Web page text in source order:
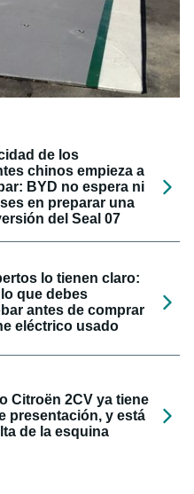
de los
chinos empieza a
BYD no espera ni
en preparar una
del Seal 07
lo tienen claro:
que debes
antes de comprar
eléctrico usado
Citroën 2CV ya tiene
presentación, y está
de la esquina